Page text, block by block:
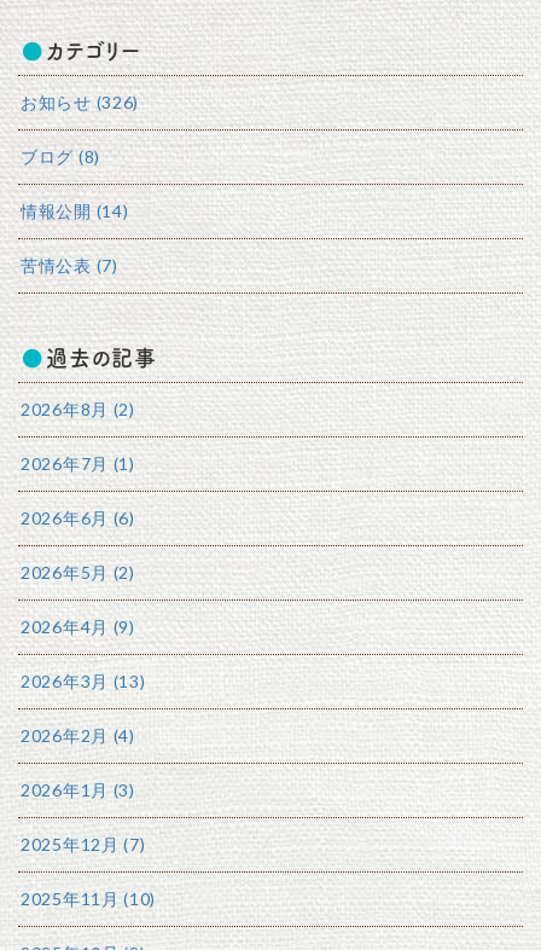
カテゴリー
お知らせ (326)
ブログ (8)
情報公開 (14)
苦情公表 (7)
過去の記事
2026年8月 (2)
2026年7月 (1)
2026年6月 (6)
2026年5月 (2)
2026年4月 (9)
2026年3月 (13)
2026年2月 (4)
2026年1月 (3)
2025年12月 (7)
2025年11月 (10)